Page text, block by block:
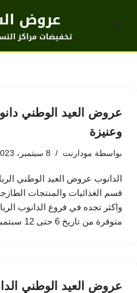
تخطى
عروض
تخفيضات مراكز
عروض العيد الوطني
وعنيزة
بواسطة مودارنت 8 سبتمبر، 2023
الدانوب عروض العيد الوطني
قسم الغذائيات والمنتجات
واكثر تجده في فروع الدانوب
متوفرة من تاريخ 6 حتى 12 سبتمبر…
عروض العيد الوطني